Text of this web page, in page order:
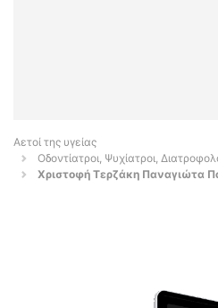
Αετοί της υγείας
Οδοντίατροι, Ψυχίατροι,
Χριστοφή Τερζάκη Παναγιώτα